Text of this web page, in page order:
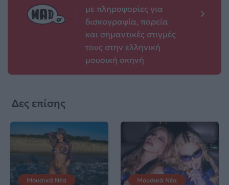
με πληροφορίες για
δισκογραφία, πορεία
και σημαντικές στιγμές
τους στην ελληνική
μουσική σκηνή
Δες επίσης
Μουσικά Νέα Μουσικά Νέα